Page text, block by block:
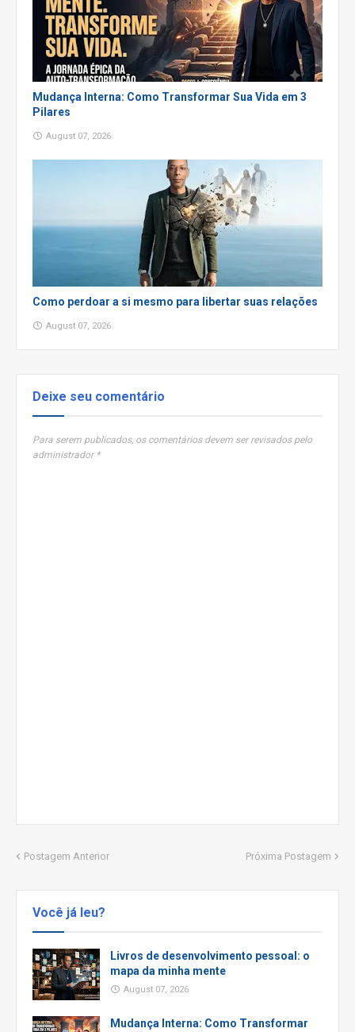
Mudança Interna: Como Transformar Sua Vida em 3
Pilares
August 07, 2026
Como perdoar a si mesmo para libertar suas relações
August 07, 2026
Deixe seu comentário
Para serem publicados, os comentários devem ser revisados pelo
administrador *
Postagem Anterior Próxima Postagem
Você já leu?
Livros de desenvolvimento pessoal: o
mapa da minha mente
August 07, 2026
Mudança Interna: Como Transformar